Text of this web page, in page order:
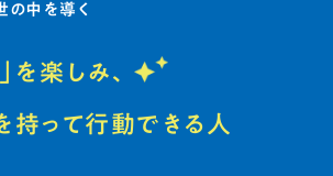
の中を導く
を楽しみ、
持って行動できる人